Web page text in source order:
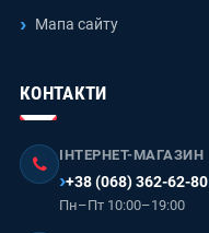
Мапа сайту
КОНТАКТИ
ІНТЕРНЕТ-МАГАЗИН
+38 (068) 362-62-80
Пн–Пт 10:00–19:00